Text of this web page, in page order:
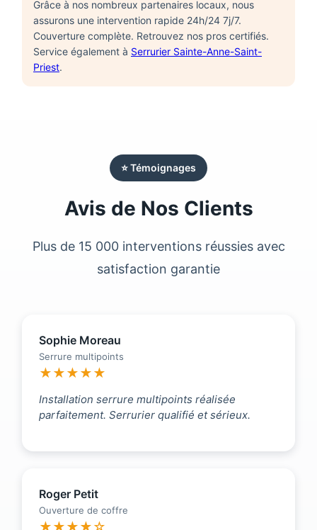
Grâce à nos nombreux partenaires locaux, nous
assurons une intervention rapide 24h/24 7j/7.
Couverture complète. Retrouvez nos pros certifiés.
Service également à Serrurier Sainte-Anne-Saint-
Priest.
⭐ Témoignages
Avis de Nos Clients
Plus de 15 000 interventions réussies avec
satisfaction garantie
Sophie Moreau
Serrure multipoints
★★★★★
Installation serrure multipoints réalisée
parfaitement. Serrurier qualifié et sérieux.
Roger Petit
Ouverture de coffre
★★★★☆